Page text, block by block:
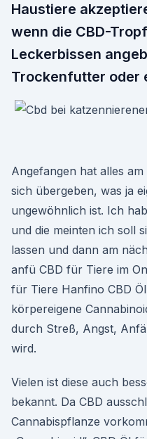
Haustiere
wenn die CBD-
Leckerbissen
Trockenfutter oder
Angefangen hat alles
sich übergeben, was ja
ungewöhnlich ist. Ich
und die meinten ich soll
lassen und dann am
anfü CBD für Tiere im
für Tiere Hanfino CBD
körpereigene
durch Streß, Angst,
wird.
Vielen ist diese auch
bekannt. Da CBD
Cannabispflanze